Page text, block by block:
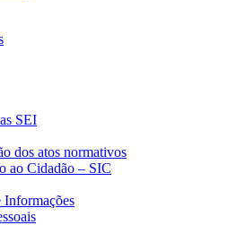
SEI
dos atos normativos
ao Cidadão – SIC
Informações